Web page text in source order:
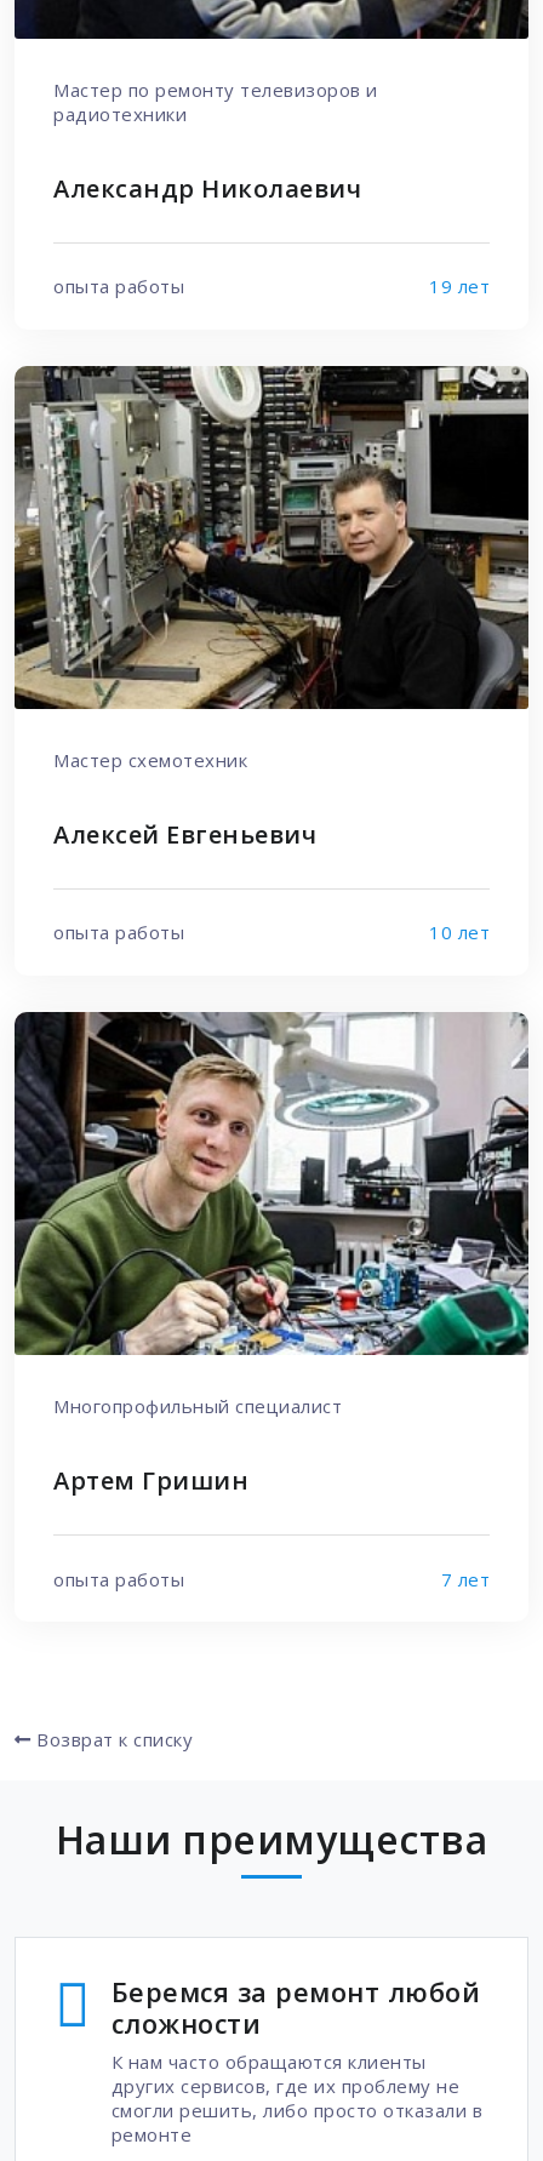
Мастер по ремонту телевизоров и
радиотехники
Александр Николаевич
опыта работы 19 лет
Мастер схемотехник
Алексей Евгеньевич
опыта работы 10 лет
Многопрофильный специалист
Артем Гришин
опыта работы 7 лет
Возврат к списку
Наши преимущества
Беремся за ремонт любой
сложности
К нам часто обращаются клиенты
других сервисов, где их проблему не
смогли решить, либо просто отказали в
ремонте